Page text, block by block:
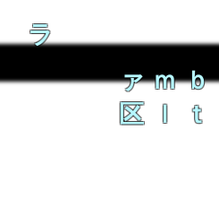
ラ
ァｍｂ
区ｌｔ